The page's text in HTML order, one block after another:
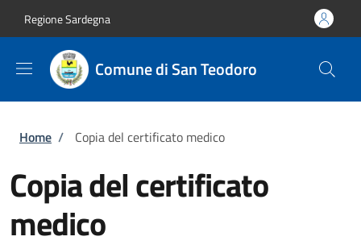
Regione Sardegna
Comune di San Teodoro
Briciole di pane
Home / Copia del certificato medico
Copia del certificato
medico